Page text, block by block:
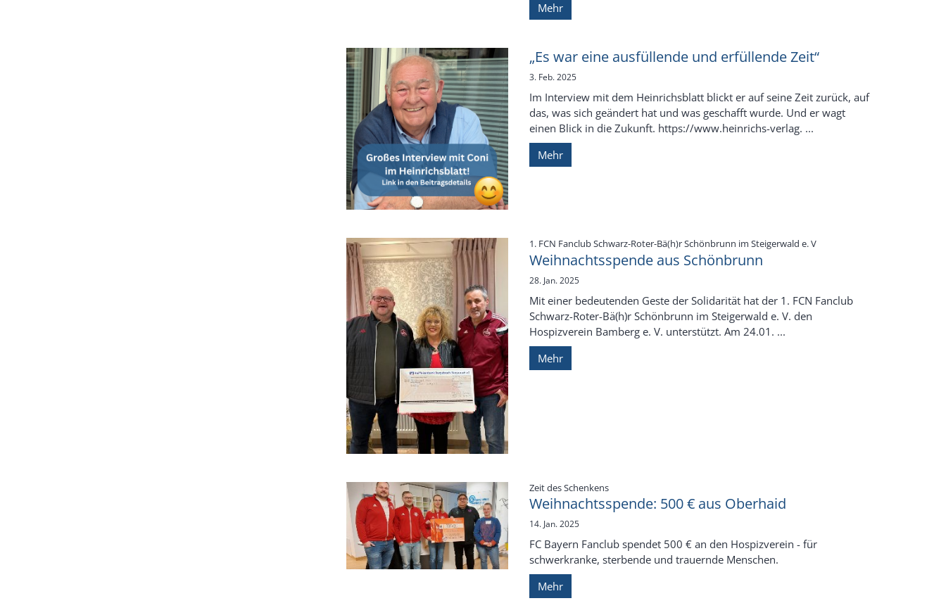
Mehr
„Es war eine ausfüllende und erfüllende Zeit“
3. Feb. 2025
Im Interview mit dem Heinrichsblatt blickt er auf seine Zeit zurück, auf
das, was sich geändert hat und was geschafft wurde. Und er wagt
einen Blick in die Zukunft. https://www.heinrichs-verlag. ...
Mehr
1. FCN Fanclub Schwarz-Roter-Bä(h)r Schönbrunn im Steigerwald e. V:
Weihnachtsspende aus Schönbrunn
28. Jan. 2025
Mit einer bedeutenden Geste der Solidarität hat der 1. FCN Fanclub
Schwarz-Roter-Bä(h)r Schönbrunn im Steigerwald e. V. den
Hospizverein Bamberg e. V. unterstützt. Am 24.01. ...
Mehr
Zeit des Schenkens:
Weihnachtsspende: 500 € aus Oberhaid
14. Jan. 2025
FC Bayern Fanclub spendet 500 € an den Hospizverein - für
schwerkranke, sterbende und trauernde Menschen.
Mehr